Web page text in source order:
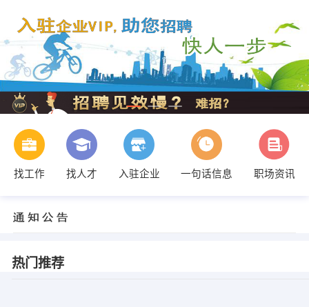
找工作 找人才 入驻企业 一句话信息 职场资讯
热门推荐